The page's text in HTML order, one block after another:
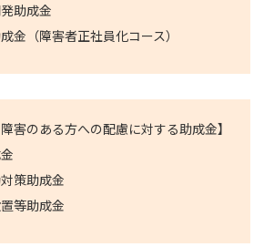
助成金
金（障害者正社員化コース）
害のある方への配慮に対する助成金】
策助成金
等助成金